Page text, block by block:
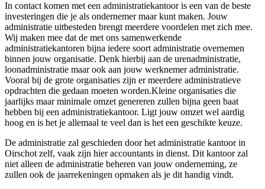
In contact komen met een administratiekantoor is een van de beste
investeringen die je als ondernemer maar kunt maken. Jouw
administratie uitbesteden brengt meerdere voordelen met zich mee.
Wij maken mee dat de met ons samenwerkende
administratiekantoren bijna iedere soort administratie overnemen
binnen jouw organisatie. Denk hierbij aan de urenadministratie,
loonadministratie maar ook aan jouw werknemer administratie.
Vooral bij de grote organisaties zijn er meerdere administratieve
opdrachten die gedaan moeten worden.Kleine organisaties die
jaarlijks maar minimale omzet genereren zullen bijna geen baat
hebben bij een administratiekantoor. Ligt jouw omzet wel aardig
hoog en is het je allemaal te veel dan is het een geschikte keuze.
De administratie zal geschieden door het administratie kantoor in
Oirschot zelf, vaak zijn hier accountants in dienst. Dit kantoor zal
niet alleen de administratie beheren van jouw onderneming, ze
zullen ook de jaarrekeningen opmaken als je dit handig vindt.